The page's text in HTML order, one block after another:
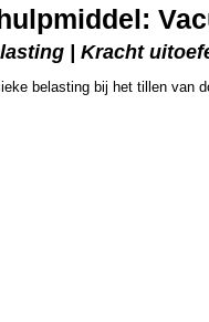
| Kracht
belasting bij het tillen van